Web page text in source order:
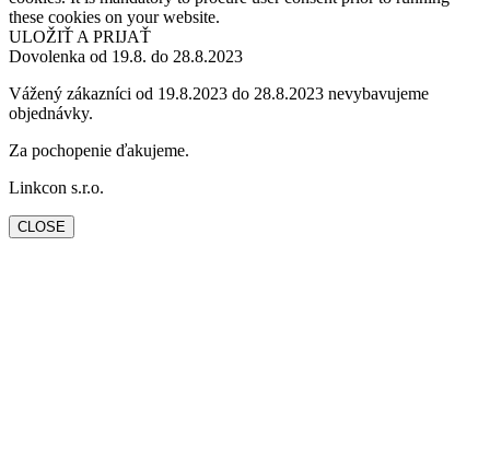
these cookies on your website.
ULOŽIŤ A PRIJAŤ
Dovolenka od 19.8. do 28.8.2023
Vážený zákazníci od 19.8.2023 do 28.8.2023 nevybavujeme
objednávky.
Za pochopenie ďakujeme.
Linkcon s.r.o.
CLOSE